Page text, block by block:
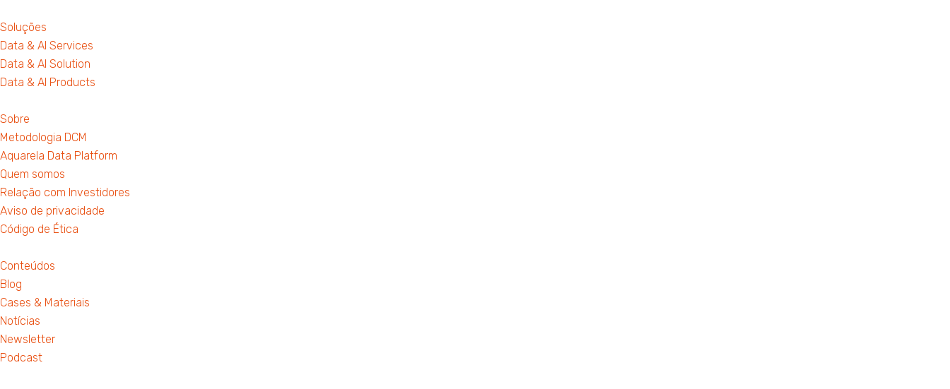
Soluções
Data & AI Services
Data & AI Solution
Data & AI Products
Sobre
Metodologia DCM
Aquarela Data Platform
Quem somos
Relação com Investidores
Aviso de privacidade
Código de Ética
Conteúdos
Blog
Cases & Materiais
Notícias
Newsletter
Podcast